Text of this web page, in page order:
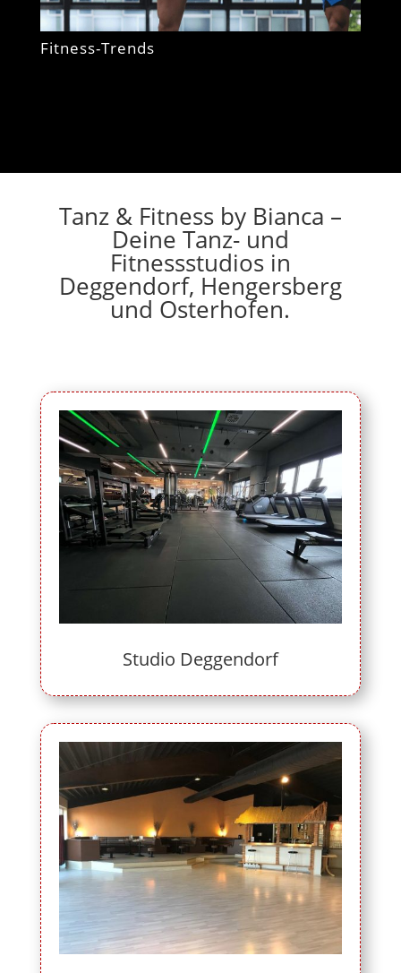
Fitness-Trends
Tanz & Fitness by Bianca –
Deine Tanz- und
Fitnessstudios in
Deggendorf, Hengersberg
und Osterhofen.
Studio Deggendorf